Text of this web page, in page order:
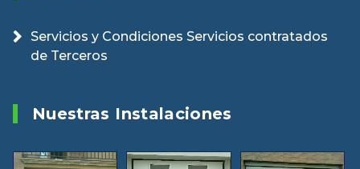
Servicios y Condiciones Servicios contratados
de Terceros
Nuestras Instalaciones